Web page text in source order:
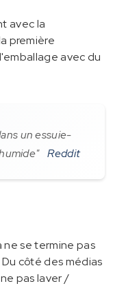
avec la
première
avec du
un essuie-
Reddit
se termine pas
côté des médias
pas laver /